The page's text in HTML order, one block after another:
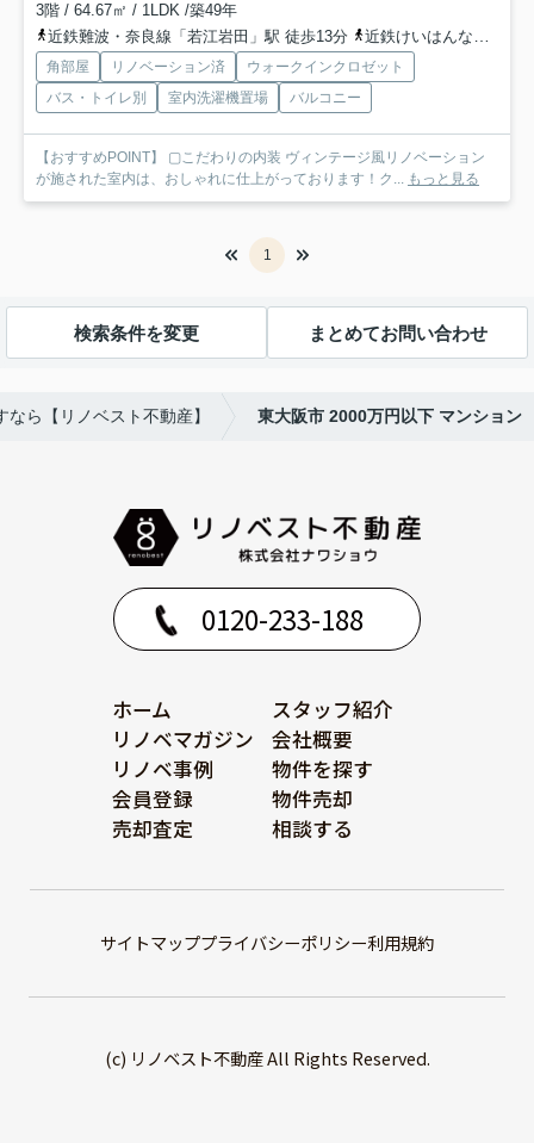
3階 / 64.67㎡ / 1LDK /築49年
近鉄難波・奈良線「若江岩田」駅 徒歩13分
近鉄けいはんな線「荒本」駅 徒歩19分
角部屋 リノベーション済
ウォークインクロゼット
バス・トイレ別
室内洗濯機置場 バルコニー
【おすすめPOINT】 ▢こだわりの内装 ヴィンテージ風リノベーション
が施された室内は、おしゃれに仕上がっております！ク... もっと見る
1
検索条件を変更 まとめてお問い合わせ
ら【リノベスト不動産】 東大阪市 2000万円以下 マンション
0120-233-188
ホーム
スタッフ紹介
リノベマガジン
会社概要
リノベ事例
物件を探す
会員登録
物件売却
売却査定
相談する
サイトマッププライバシーポリシー利用規約
(c) リノベスト不動産 All Rights Reserved.